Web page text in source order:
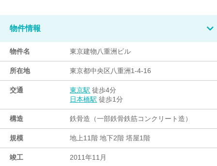
物件情報
物件名 東京建物八重洲ビル
所在地 東京都中央区八重洲1-4-16
交通 東京駅 徒歩4分
日本橋駅 徒歩1分
構造 鉄骨造（一部鉄骨鉄筋コンクリート造）
規模 地上11階 地下2階 塔屋1階
竣工 2011年11月